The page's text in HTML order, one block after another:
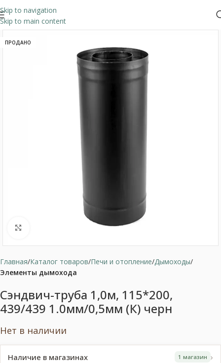
Skip to navigation
Skip to main content
ПРОДАНО
Нажмите, чтобы увеличить
Главная Каталог товаров Печи и отопление Дымоходы
Элементы дымохода
Сэндвич-труба 1,0м, 115*200,
439/439 1.0мм/0,5мм (К) черн
Нет в наличии
Наличие в магазинах 1 магазин ›